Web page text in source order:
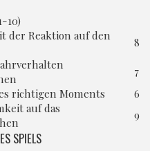
10)
der Reaktion auf den
8
7
richtigen Moments
6
auf das
9
SPIELS